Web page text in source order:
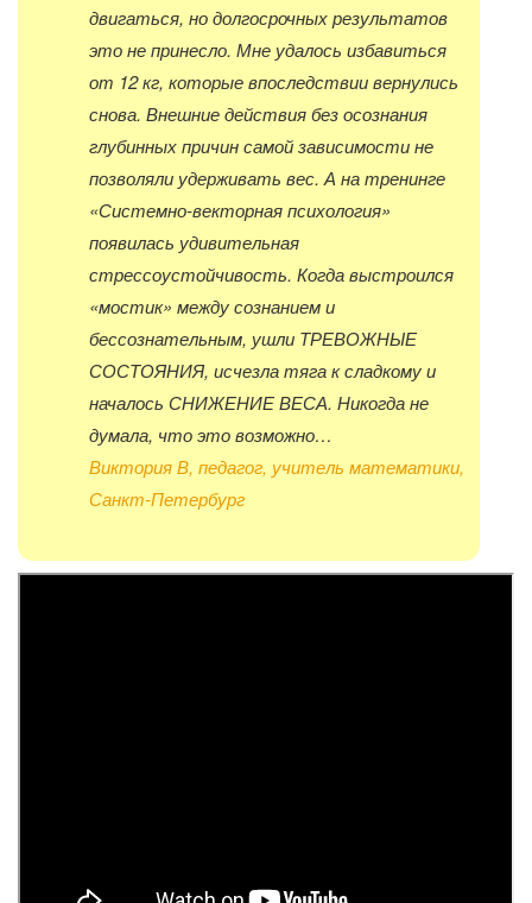
двигаться, но долгосрочных результатов
это не принесло. Мне удалось избавиться
от 12 кг, которые впоследствии вернулись
снова. Внешние действия без осознания
глубинных причин самой зависимости не
позволяли удерживать вес. А на тренинге
«Системно-векторная психология»
появилась удивительная
стрессоустойчивость. Когда выстроился
«мостик» между сознанием и
бессознательным, ушли ТРЕВОЖНЫЕ
СОСТОЯНИЯ, исчезла тяга к сладкому и
началось СНИЖЕНИЕ ВЕСА. Никогда не
думала, что это возможно…
Виктория В, педагог, учитель математики,
Санкт-Петербург